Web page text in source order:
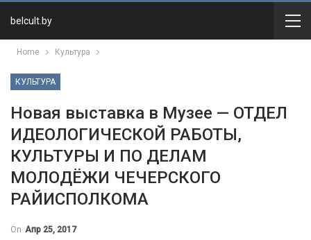
belcult.by
Home Культура
КУЛЬТУРА
Новая выставка в Музее — ОТДЕЛ
ИДЕОЛОГИЧЕСКОЙ РАБОТЫ,
КУЛЬТУРЫ И ПО ДЕЛАМ
МОЛОДЁЖИ ЧЕЧЕРСКОГО
РАЙИСПОЛКОМА
On Апр 25, 2017